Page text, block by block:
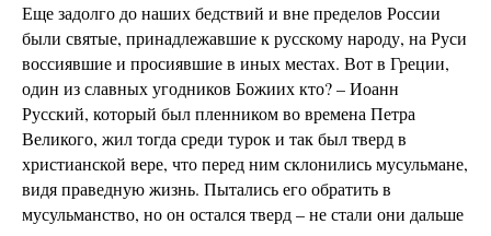
Еще задолго до наших бедствий и вне пределов России
были святые, принадлежавшие к русскому народу, на Руси
воссиявшие и просиявшие в иных местах. Вот в Греции,
один из славных угодников Божиих кто? – Иоанн
Русский, который был пленником во времена Петра
Великого, жил тогда среди турок и так был тверд в
христианской вере, что перед ним склонились мусульмане,
видя праведную жизнь. Пытались его обратить в
мусульманство, но он остался тверд – не стали они дальше